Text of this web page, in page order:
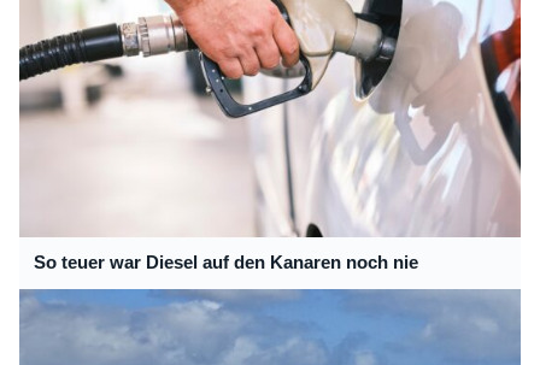
So teuer war Diesel auf den Kanaren noch nie